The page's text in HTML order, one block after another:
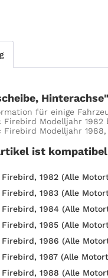
Hinterachse"
für einige
Firebird Modelljahr 1982
Firebird Modelljahr
ist
1982 (Alle
1983 (Alle
1984 (Alle
1985 (Alle
1986 (Alle
1987 (Alle
1988 (Alle